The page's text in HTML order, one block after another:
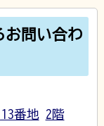
お問い合わ
番地 2階